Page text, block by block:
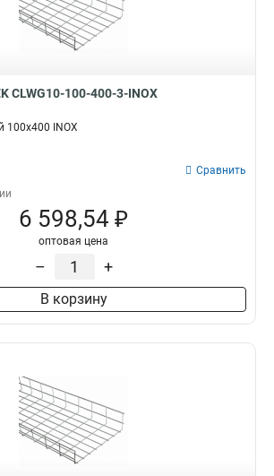
CLWG10-100-400-3-INOX
100х400 INOX
Сравнить
6 598,54 ₽
оптовая цена
– +
В корзину